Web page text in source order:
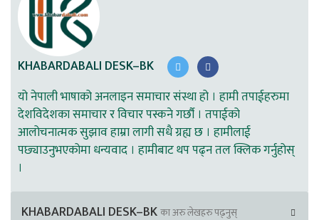
KHABARDABALI DESK–BK
यो नेपाली भाषाको अनलाइन समाचार संस्था हो । हामी तपाईहरुमा
देशविदेशका समाचार र विचार पस्कने गर्छौ । तपाईको
आलोचनात्मक सुझाव हाम्रा लागी सधै ग्रह्य छ । हामीलाई
पछ्याउनुभएकोमा धन्यवाद । हामीबाट थप पढ्न तल क्लिक गर्नुहोस्
।
KHABARDABALI DESK–BKका अरु लेखहरु पढ्नुस्